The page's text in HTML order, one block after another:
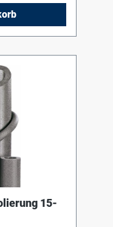
15-